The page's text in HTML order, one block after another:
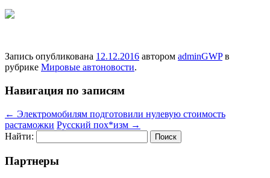
Запись опубликована 12.12.2016 автором adminGWPв
рубрике Мировые автоновости.
Навигация по записям
← Электромобилям подготовили нулевую стоимость
растаможки Русский пох*изм →
Найти:
Партнеры